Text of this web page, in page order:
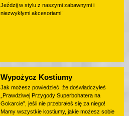
Jeździj w stylu z naszymi zabawnymi i
niezwykłymi akcesoriami!
Wypożycz Kostiumy
Jak możesz powiedzieć, że doświadczyłeś
„Prawdziwej Przygody Superbohatera na
Gokarcie”, jeśli nie przebrałeś się za niego!
Mamy wszystkie kostiumy, jakie możesz sobie